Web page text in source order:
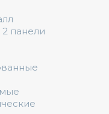
панели